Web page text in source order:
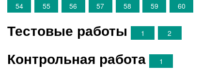
54
55 56 57 58 59 60
Тестовые работы 1 2
Контрольная работа 1